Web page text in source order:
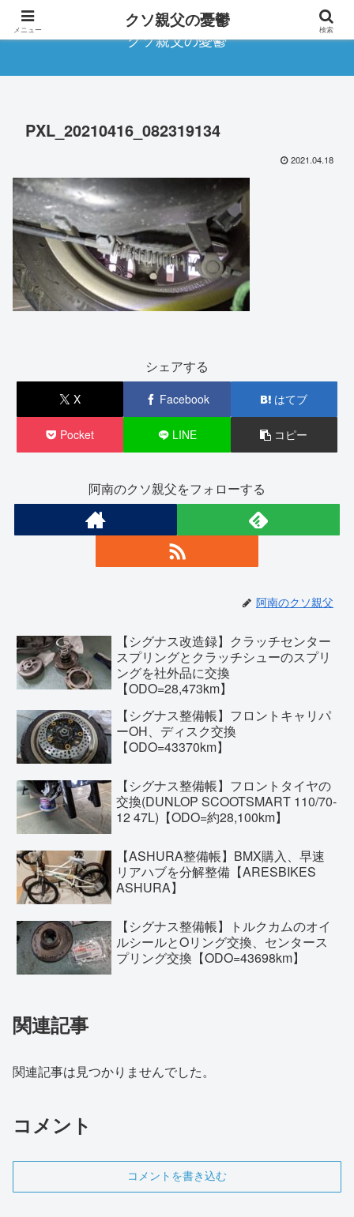
クソ親父の憂鬱
PXL_20210416_082319134
2021.04.18
シェアする
X Facebook はてブ
Pocket LINE コピー
阿南のクソ親父をフォローする
阿南のクソ親父
【シグナス改造録】クラッチセンター
スプリングとクラッチシューのスプリ
ングを社外品に交換
【ODO=28,473km】
【シグナス整備帳】フロントキャリパ
ーOH、ディスク交換
【ODO=43370km】
【シグナス整備帳】フロントタイヤの
交換(DUNLOP SCOOTSMART 110/70-
12 47L)【ODO=約28,100km】
【ASHURA整備帳】BMX購入、早速
リアハブを分解整備【ARESBIKES
ASHURA】
【シグナス整備帳】トルクカムのオイ
ルシールとOリング交換、センタース
プリング交換【ODO=43698km】
関連記事
関連記事は見つかりませんでした。
コメント
コメントを書き込む
メニュー クソ親父の憂鬱 検索